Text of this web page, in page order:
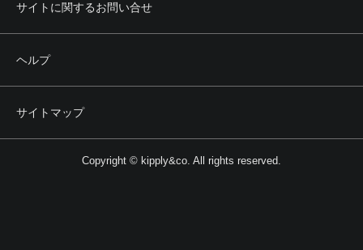
サイトに関するお問い合せ
ヘルプ
サイトマップ
Copyright © kipply&co. All rights reserved.